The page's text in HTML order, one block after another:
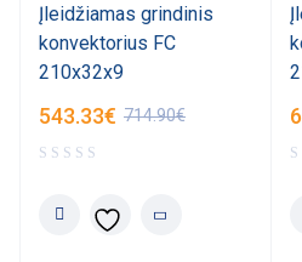
Įleidžiamas grindinis
konvektorius FC
210x32x9
714.90€
543.33€